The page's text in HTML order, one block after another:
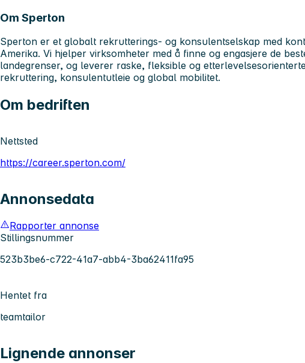
Om Sperton
Sperton er et globalt rekrutterings- og konsulentselskap med
Amerika. Vi hjelper virksomheter med å finne og engasjere de
landegrenser, og leverer raske, fleksible og
rekruttering, konsulentutleie og global mobilitet.
Om bedriften
Nettsted
https://career.sperton.com/
Annonsedata
Rapporter annonse
Stillingsnummer
523b3be6-c722-41a7-abb4-3ba62411fa95
Hentet fra
teamtailor
Lignende annonser